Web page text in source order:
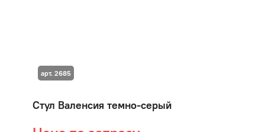
Стул Валенсия темно-серый
арт. 2685